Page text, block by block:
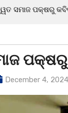
ସମାଜ ପକ୍ଷରୁ
December 4, 2024